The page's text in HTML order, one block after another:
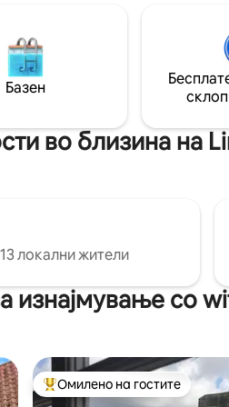
има тераса и летна куќа во
да уживате.
Базен
во близина на
локални жители
изнајмување со
Меѓу најуспешните „Омилени
Омилено на гостите